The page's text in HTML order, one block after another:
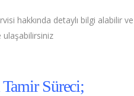
hakkında detaylı bilgi alabilir ve
Süreci;